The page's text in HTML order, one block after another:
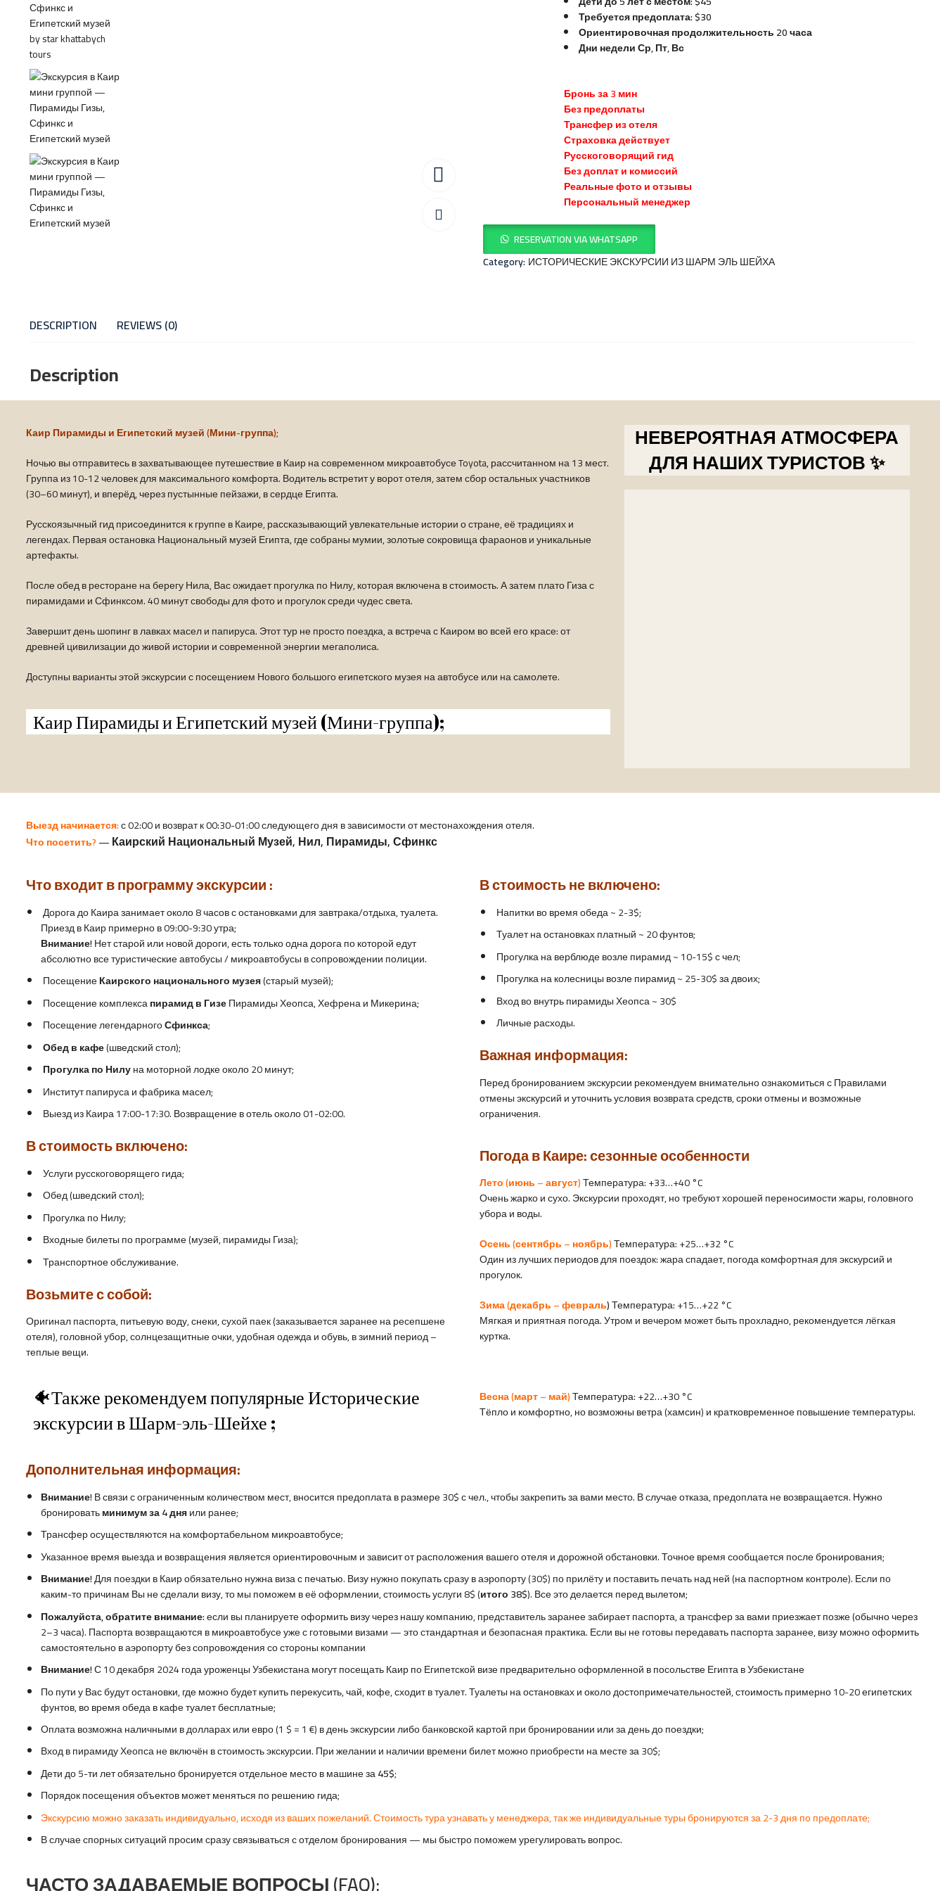
Требуется предоплата: $30
Ориентировочная продолжительность 20 часа
Дни недели Ср, Пт, Вс
Бронь за 3 мин
Без предоплаты
Трансфер из отеля
Страховка действует
Русскоговорящий гид
Без доплат и комиссий
Реальные фото и отзывы
Персональный менеджер
RESERVATION VIA WHATSAPP
Category: ИСТОРИЧЕСКИЕ ЭКСКУРСИИ ИЗ ШАРМ ЭЛЬ ШЕЙХА
DESCRIPTION REVIEWS (0)
Description
Каир Пирамиды и Египетский музей (Мини-группа);
Ночью вы отправитесь в захватывающее путешествие в Каир на современном микроавтобусе Toyota, рассчитанном на 13 мест.
Группа из 10-12 человек для максимального комфорта. Водитель встретит у ворот отеля, затем сбор остальных участников
(30–60 минут), и вперёд, через пустынные пейзажи, в сердце Египта.
Русскоязычный гид присоединится к группе в Каире, рассказывающий увлекательные истории о стране, её традициях и
легендах. Первая остановка Национальный музей Египта, где собраны мумии, золотые сокровища фараонов и уникальные
артефакты.
После обед в ресторане на берегу Нила, Вас ожидает прогулка по Нилу, которая включена в стоимость. А затем плато Гиза с
пирамидами и Сфинксом. 40 минут свободы для фото и прогулок среди чудес света.
Завершит день шопинг в лавках масел и папируса. Этот тур не просто поездка, а встреча с Каиром во всей его красе: от
древней цивилизации до живой истории и современной энергии мегаполиса.
Доступны варианты этой экскурсии с посещением Нового большого египетского музея на автобусе или на самолете.
Каир Пирамиды и Египетский музей (Мини-группа);
НЕВЕРОЯТНАЯ АТМОСФЕРА
ДЛЯ НАШИХ ТУРИСТОВ ✨
Выезд начинается:с 02:00 и возврат к 00:30-01:00 следующего дня в зависимости от местонахождения отеля.
Что посетить?—Каирский Национальный Музей, Нил, Пирамиды, Сфинкс
Что входит в программу экскурсии :
Дорога до Каира занимает около 8 часов с остановками для завтрака/отдыха, туалета.
Приезд в Каир примерно в 09:00-9:30 утра;
Внимание!Нет старой или новой дороги, есть только одна дорога по которой едут
абсолютно все туристические автобусы / микроавтобусы в сопровождении полиции.
ПосещениеКаирского национального музея(старый музей);
Посещение комплексапирамид в ГизеПирамиды Хеопса, Хефрена и Микерина;
Посещение легендарногоСфинкса;
Обед в кафе(шведский стол);
Прогулка по Нилуна моторной лодке около 20 минут;
Институт папируса и фабрика масел;
Выезд из Каира 17:00-17:30. Возвращение в отель около 01-02:00.
В стоимость включено:
Услуги русскоговорящего гида;
Обед (шведский стол);
Прогулка по Нилу;
Входные билеты по программе (музей, пирамиды Гиза);
Транспортное обслуживание.
Возьмите с собой:
Оригинал паспорта, питьевую воду, снеки, сухой паек (заказывается заранее на ресепшене
отеля), головной убор, солнцезащитные очки, удобная одежда и обувь, в зимний период –
теплые вещи.
🐠Также рекомендуем популярные Исторические
экскурсии в Шарм-эль-Шейхе ;
В стоимость не включено:
Напитки во время обеда ~ 2-3$;
Туалет на остановках платный ~ 20 фунтов;
Прогулка на верблюде возле пирамид ~ 10-15$ с чел;
Прогулка на колесницы возле пирамид ~ 25-30$ за двоих;
Вход во внутрь пирамиды Хеопса ~ 30$
Личные расходы.
Важная информация:
Перед бронированием экскурсии рекомендуем внимательно ознакомиться с Правилами
отмены экскурсий и уточнить условия возврата средств, сроки отмены и возможные
ограничения.
Погода в Каире: сезонные особенности
Лето (июнь – август)Температура: +33…+40 °C
Очень жарко и сухо. Экскурсии проходят, но требуют хорошей переносимости жары, головного
убора и воды.
Осень (сентябрь – ноябрь)Температура: +25…+32 °C
Один из лучших периодов для поездок: жара спадает, погода комфортная для экскурсий и
прогулок.
Зима (декабрь – февраль)Температура: +15…+22 °C
Мягкая и приятная погода. Утром и вечером может быть прохладно, рекомендуется лёгкая
куртка.
Весна (март – май)Температура: +22…+30 °C
Тёпло и комфортно, но возможны ветра (хамсин) и кратковременное повышение температуры.
Дополнительная информация:
Внимание!В связи с ограниченным количеством мест, вносится предоплата в размере 30$ с чел., чтобы закрепить за вами место. В случае отказа, предоплата не возвращается. Нужно
бронироватьминимум за 4дняили ранее;
Трансфер осуществляются на комфортабельном микроавтобусе;
Указанное время выезда и возвращения является ориентировочным и зависит от расположения вашего отеля и дорожной обстановки. Точное время сообщается после бронирования;
Внимание!Для поездки в Каир обязательно нужна виза с печатью. Визу нужно покупать сразу в аэропорту (30$) по прилёту и поставить печать над ней (на паспортном контроле). Если по
каким-то причинам Вы не сделали визу, то мы поможем в её оформлении, стоимость услуги 8$ (итого 38$). Все это делается перед вылетом;
Пожалуйста, обратите внимание:если вы планируете оформить визу через нашу компанию, представитель заранее забирает паспорта, а трансфер за вами приезжает позже (обычно через
2–3 часа). Паспорта возвращаются в микроавтобусе уже с готовыми визами — это стандартная и безопасная практика. Если вы не готовы передавать паспорта заранее, визу можно оформить
самостоятельно в аэропорту без сопровождения со стороны компании
Внимание!С 10 декабря 2024 года уроженцы Узбекистана могут посещать Каир по Египетской визе предварительно оформленной в посольстве Египта в Узбекистане
По пути у Вас будут остановки, где можно будет купить перекусить, чай, кофе, сходит в туалет. Туалеты на остановках и около достопримечательностей, стоимость примерно 10-20 египетских
фунтов, во время обеда в кафе туалет бесплатные;
Оплата возможна наличными в долларах или евро (1 $ = 1 €) в день экскурсии либо банковской картой при бронировании или за день до поездки;
Вход в пирамиду Хеопса не включён в стоимость экскурсии. При желании и наличии времени билет можно приобрести на месте за 30$;
Дети до 5-ти лет обязательно бронируется отдельное место в машине за45$;
Порядок посещения объектов может меняться по решению гида;
Экскурсию можно заказать индивидуально, исходя из ваших пожеланий. Стоимость тура узнавать у менеджера, так же индивидуальные туры бронируются за 2-3 дня по предоплате;
В случае спорных ситуаций просим сразу связываться с отделом бронирования — мы быстро поможем урегулировать вопрос.